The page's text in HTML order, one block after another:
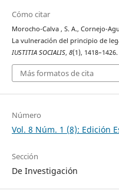
Cómo citar
Morocho-Calva , S. A., Cornejo-
La vulneración del principio de
IUSTITIA SOCIALIS, 8(1),
Más formatos de cita
Número
Vol. 8 Núm. 1 (8): Edición
Sección
De Investigación